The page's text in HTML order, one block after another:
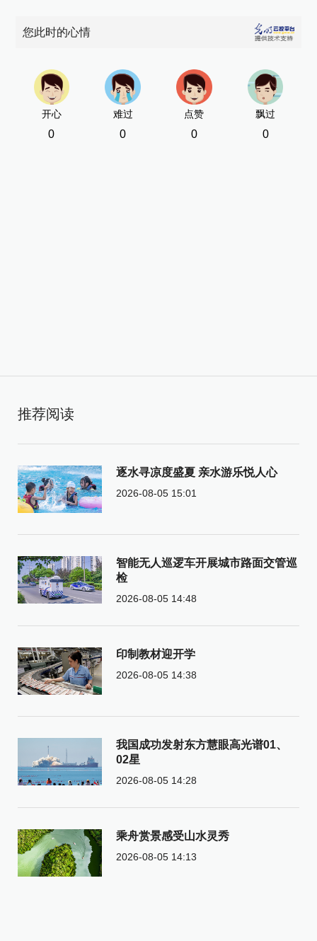
您此时的心情
开心
0
难过
0
点赞
0
飘过
0
推荐阅读
逐水寻凉度盛夏 亲水游乐悦人心
2026-08-05 15:01
智能无人巡逻车开展城市路面交管巡
检
2026-08-05 14:48
印制教材迎开学
2026-08-05 14:38
我国成功发射东方慧眼高光谱01、
02星
2026-08-05 14:28
乘舟赏景感受山水灵秀
2026-08-05 14:13